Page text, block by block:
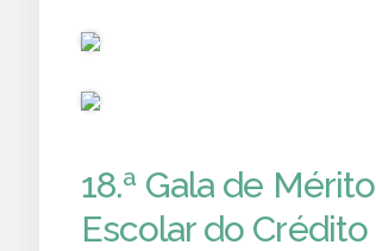
18.ª Gala de Mérito
Escolar do Crédito